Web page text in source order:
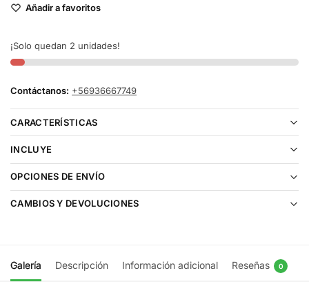
Añadir a favoritos
¡Solo quedan 2 unidades!
Contáctanos: +56936667749
CARACTERÍSTICAS
INCLUYE
OPCIONES DE ENVÍO
CAMBIOS Y DEVOLUCIONES
Galería Descripción Información adicional Reseñas 0